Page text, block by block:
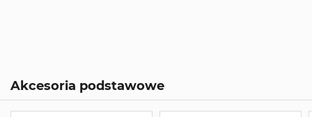
Akcesoria podstawowe